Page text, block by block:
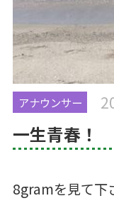
アナウンサー
一生青春！
8gramを見て下